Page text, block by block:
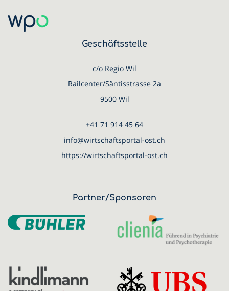
Geschäftsstelle
c/o Regio Wil
Railcenter/Säntisstrasse 2a
9500 Wil
+41 71 914 45 64
info@wirtschaftsportal-ost.ch
https://wirtschaftsportal-ost.ch
Partner/Sponsoren